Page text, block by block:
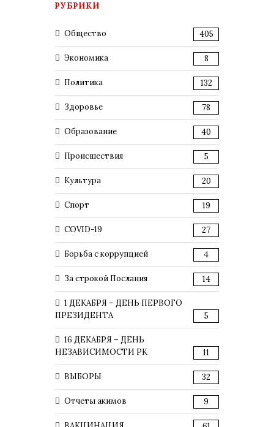
РУБРИКИ
Общество 405
Экономика 8
Политика 132
Здоровье 78
Образование 40
Происшествия 5
Культура 20
Спорт 19
COVID-19 27
Борьба с коррупцией 4
За строкой Послания 14
1 ДЕКАБРЯ – ДЕНЬ ПЕРВОГО
ПРЕЗИДЕНТА
5
16 ДЕКАБРЯ – ДЕНЬ
НЕЗАВИСИМОСТИ РК
11
ВЫБОРЫ 32
Отчеты акимов 9